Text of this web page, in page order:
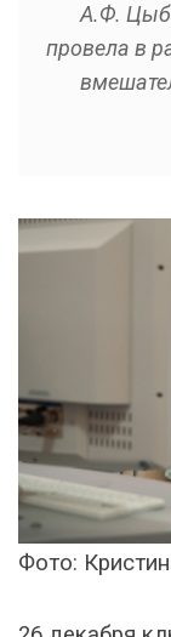
А.Ф.
провела в
Фото: